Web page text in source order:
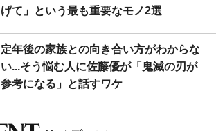
げて」という最も重要なモノ2選
定年後の家族との向き合い方がわからな
い...そう悩む人に佐藤優が「鬼滅の刃が
参考になる」と話すワケ